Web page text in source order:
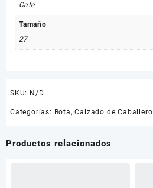
Café
Tamaño
27
SKU: N/D
Categorías: Bota ,Calzado de Caballero
Productos relacionados